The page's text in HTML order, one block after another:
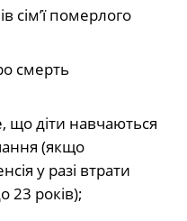
сім’ї померлого
смерть
що діти навчаються
(якщо
у разі втрати
23 років);